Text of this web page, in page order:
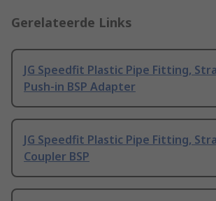
Gerelateerde Links
JG Speedfit Plastic Pipe Fitting,
Push-in BSP Adapter
JG Speedfit Plastic Pipe Fitting,
Coupler BSP